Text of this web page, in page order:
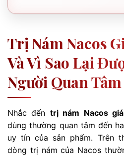
Trị Nám Nacos
Và Vì Sao Lại
Người Quan Tâm
Nhắc đến trị nám Nacos
dùng thường quan tâm đến
uy tín của sản phẩm. Trên
dòng trị nám của Nacos